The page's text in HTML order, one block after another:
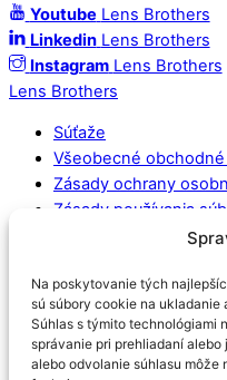
Na poskytovanie tých
sú súbory cookie na ukladanie
Súhlas s týmito technológiami
správanie pri prehliadaní
alebo odvolanie súhlasu
Youtube Lens Brothers
Linkedin Lens Brothers
Instagram Lens Brothers
Lens Brothers
Súťaže
Všeobecné
Zásady ochrany
Zásady používania